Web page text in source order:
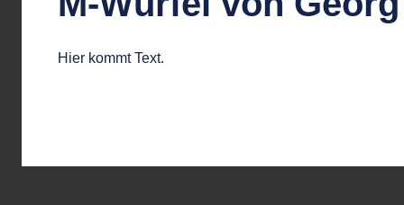
Hier kommt Text.